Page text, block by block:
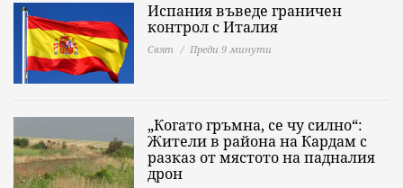
Испания въведе граничен
контрол с Италия
Свят Преди 9 минути
„Когато гръмна, се чу силно“:
Жители в района на Кардам с
разказ от мястото на падналия
дрон